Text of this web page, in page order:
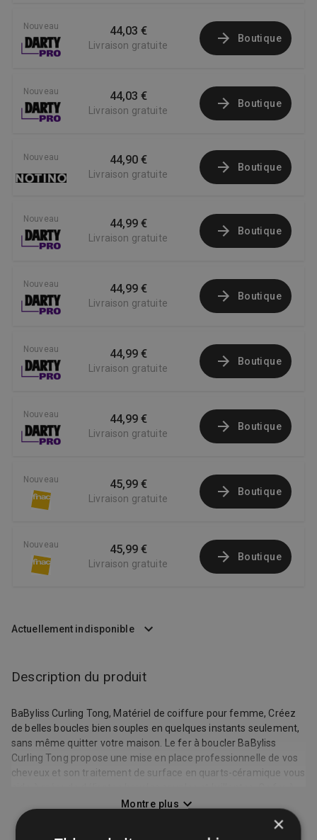
Nouveau 44,03 €
Livraison gratuite
Boutique
Nouveau 44,03 €
Livraison gratuite
Boutique
Nouveau 44,90 €
Livraison gratuite
Boutique
Nouveau 44,99 €
Livraison gratuite
Boutique
Nouveau 44,99 €
Livraison gratuite
Boutique
Nouveau 44,99 €
Livraison gratuite
Boutique
Nouveau 44,99 €
Livraison gratuite
Boutique
Nouveau 45,99 €
Livraison gratuite
Boutique
Nouveau 45,99 €
Livraison gratuite
Boutique
Actuellement indisponible
Description du produit
BaByliss Curling Tong, Matériel de coiffure pour femme, Créez
de belles boucles bien souples en quelques instants seulement,
sans même quitter votre maison. Le fer à boucler BaByliss
Curling Tong propose une mise en place professionnelle de vos
cheveux et son traitement de surface en quarts-céramique vous
boucler monte rapidement en température, il diffuse la chaleur
de façon homogène et son témoin numérique vous permet de
facilement adapter sa température à vos cheveux. Si votre
Montre plus
×